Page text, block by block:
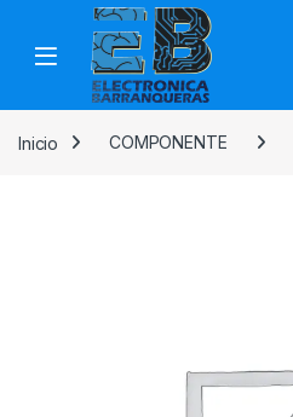
Inicio COMPONENTE